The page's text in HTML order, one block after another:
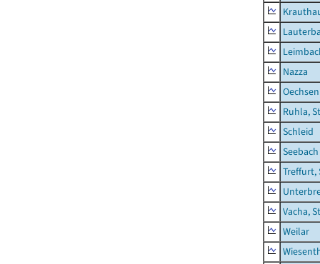
Nazza
Oechsen
Ruhla,
Schleid
Seebach
Treffurt,
Vacha,
Weilar